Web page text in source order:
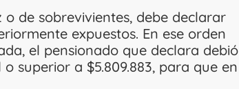
de sobrevivientes, debe declarar
expuestos. En ese orden
el pensionado que declara debió
superior a $5.809.883, para que en